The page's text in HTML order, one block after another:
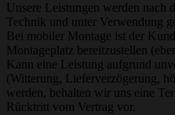
Unsere Leistungen werden nach
Technik und unter Verwendung
Bei mobiler Montage ist der
Montageplatz bereitzustellen
Kann eine Leistung aufgrund
(Witterung, Lieferverzögerung,
werden, behalten wir uns eine
Rücktritt vom Vertrag vor.